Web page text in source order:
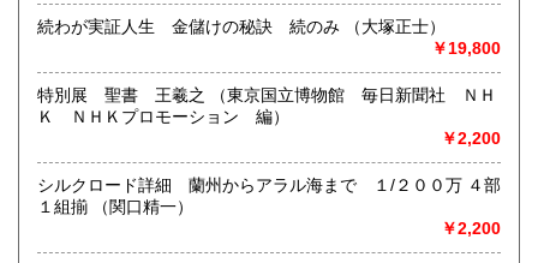
続わが実証人生 金儲けの秘訣 続のみ （大塚正士）
￥19,800
特別展 聖書 王羲之 （東京国立博物館 毎日新聞社 ＮＨ
Ｋ ＮＨＫプロモーション 編）
￥2,200
シルクロード詳細 蘭州からアラル海まで １/２００万 ４部
１組揃 （関口精一）
￥2,200